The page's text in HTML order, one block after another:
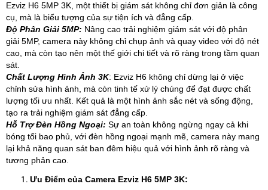
Ezviz H6 5MP 3K, một thiết bị giám sát không chỉ đơn giản là công
cụ, mà là biểu tượng của sự tiện ích và đẳng cấp.
Độ Phân Giải 5MP: Nâng cao trải nghiệm giám sát với độ phân
giải 5MP, camera này không chỉ chụp ảnh và quay video với độ nét
cao, mà còn tạo nên một thế giới chi tiết và rõ ràng trong tầm quan
sát.
Chất Lượng Hình Ảnh 3K: Ezviz H6 không chỉ dừng lại ở việc
chỉnh sửa hình ảnh, mà còn tinh tế xử lý chúng để đạt được chất
lượng tối ưu nhất. Kết quả là một hình ảnh sắc nét và sống động,
tạo ra trải nghiệm giám sát đẳng cấp.
Hỗ Trợ Đèn Hồng Ngoại: Sự an toàn không ngừng ngay cả khi
bóng tối bao phủ, với đèn hồng ngoại mạnh mẽ, camera này mang
lại khả năng quan sát ban đêm hiệu quả với hình ảnh rõ ràng và
tương phản cao.
Ưu Điểm của Camera Ezviz H6 5MP 3K: